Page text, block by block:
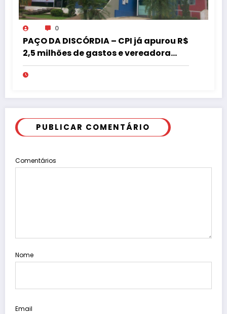
0
PAÇO DA DISCÓRDIA – CPI já apurou R$
2,5 milhões de gastos e vereadora
pede “acordo” para aprovar R$ 9,5
milhões
PUBLICAR COMENTÁRIO
Comentários
Nome
Email